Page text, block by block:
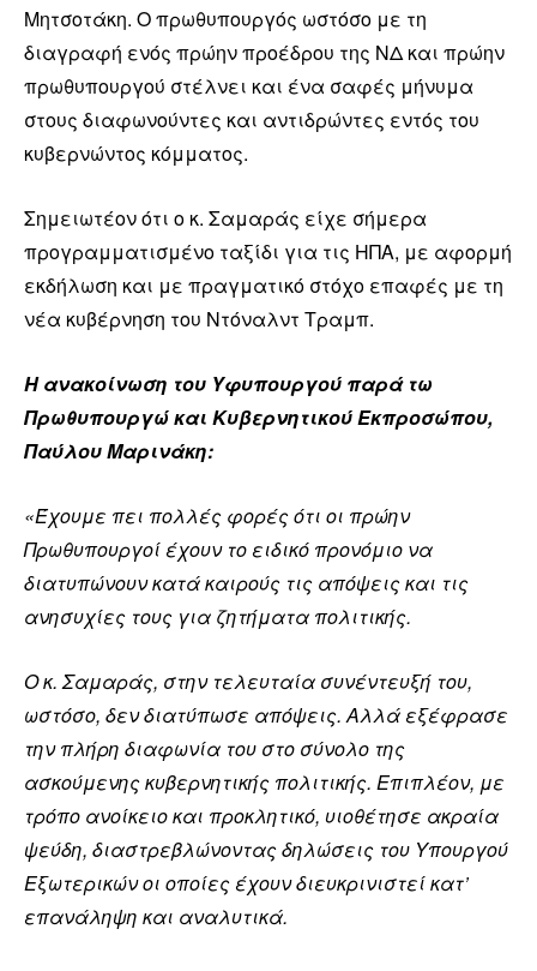
Μητσοτάκη. Ο πρωθυπουργός ωστόσο με τη
διαγραφή ενός πρώην προέδρου της ΝΔ και πρώην
πρωθυπουργού στέλνει και ένα σαφές μήνυμα
στους διαφωνούντες και αντιδρώντες εντός του
κυβερνώντος κόμματος.
Σημειωτέον ότι ο κ. Σαμαράς είχε σήμερα
προγραμματισμένο ταξίδι για τις ΗΠΑ, με αφορμή
εκδήλωση και με πραγματικό στόχο επαφές με τη
νέα κυβέρνηση του Ντόναλντ Τραμπ.
Η ανακοίνωση του Υφυπουργού παρά τω
Πρωθυπουργώ και Κυβερνητικού Εκπροσώπου,
Παύλου Μαρινάκη:
«Έχουμε πει πολλές φορές ότι οι πρώην
Πρωθυπουργοί έχουν το ειδικό προνόμιο να
διατυπώνουν κατά καιρούς τις απόψεις και τις
ανησυχίες τους για ζητήματα πολιτικής.
Ο κ. Σαμαράς, στην τελευταία συνέντευξή του,
ωστόσο, δεν διατύπωσε απόψεις. Αλλά εξέφρασε
την πλήρη διαφωνία του στο σύνολο της
ασκούμενης κυβερνητικής πολιτικής. Επιπλέον, με
τρόπο ανοίκειο και προκλητικό, υιοθέτησε ακραία
ψεύδη, διαστρεβλώνοντας δηλώσεις του Υπουργού
Εξωτερικών οι οποίες έχουν διευκρινιστεί κατ’
επανάληψη και αναλυτικά.